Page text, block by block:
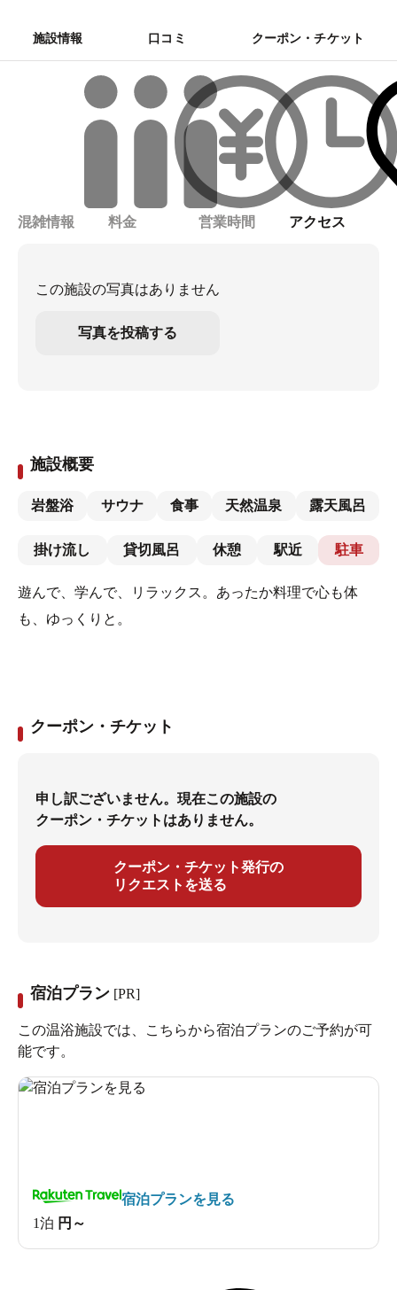
施設情報 口コミ クーポン・チケット
混雑情報 料金 営業時間 アクセス
この施設の写真はありません
写真を投稿する
施設概要
岩盤浴 サウナ 食事 天然温泉 露天風呂
掛け流し 貸切風呂 休憩 駅近 駐車
遊んで、学んで、リラックス。あったか料理で心も体
も、ゆっくりと。
クーポン・チケット
申し訳ございません。現在この施設の
クーポン・チケットはありません。
クーポン・チケット発行の
リクエストを送る
宿泊プラン [PR]
この温浴施設では、こちらから宿泊プランのご予約が可
能です。
1泊 円～
宿泊プランを見る